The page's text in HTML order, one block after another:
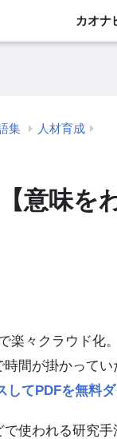
カオナ
集 人材育成
意味を
楽々クラウド化。
間が掛かってい
てPDFを無料
使われる研究